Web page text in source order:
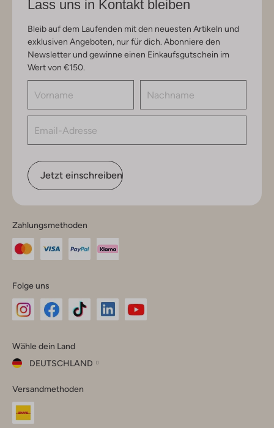
Lass uns in Kontakt bleiben
Bleib auf dem Laufenden mit den neuesten Artikeln und
exklusiven Angeboten, nur für dich. Abonniere den
Newsletter und gewinne einen Einkaufsgutschein im
Wert von €150.
Jetzt einschreiben
Zahlungsmethoden
Folge uns
Instagram
Facebook
TikTok
Wähle dein Land
DEUTSCHLAND
dein
Land
Versandmethoden